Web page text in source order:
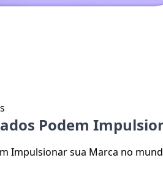
Podem
Impulsionar sua Marca no